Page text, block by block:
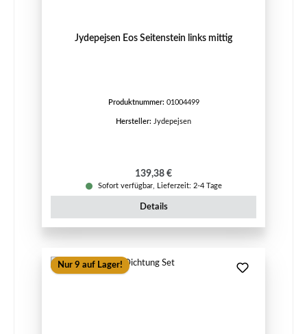
Jydepejsen Eos Seitenstein links mittig
Produktnummer: 01004499
Hersteller: Jydepejsen
Regulärer Preis:
139,38 €
Sofort verfügbar, Lieferzeit: 2-4 Tage
Details
Nur 9 auf Lager!